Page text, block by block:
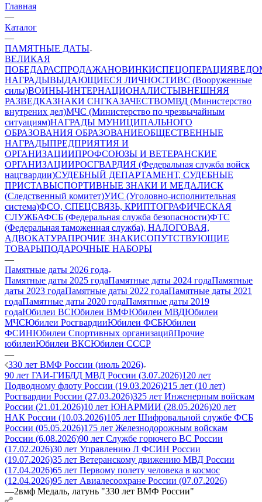
Главная
—
Каталог
—
ПАМЯТНЫЕ ДАТЫ
ВЕЛИКАЯ
ПОБЕДАРАСПРОДАЖАНОВИНКИСПЕЦОПЕРАЦИЯ
НАГРАДЫВЫДАЮЩИЕСЯ ЛИЧНОСТИВС (Вооруженные
силы)ВОИНЫ-ИНТЕРНАЦИОНАЛИСТЫВНЕШНЯЯ
РАЗВЕДКАЗНАКИ СНГКАЗАЧЕСТВОМВД (Министерство
внутрених дел)МЧС (Министерство по чрезвычайным
ситуациям)НАГРАДЫ МУНИЦИПАЛЬНОГО
ОБРАЗОВАНИЯ ОБРАЗОВАНИЕОБЩЕСТВЕННЫЕ
НАГРАДЫПРЕДПРИЯТИЯ И
ОРГАНИЗАЦИИПРОФСОЮЗЫ И ВЕТЕРАНСКИЕ
ОРГАНИЗАЦИИРОСГВАРДИЯ (Федеральная служба войск
нацгвардии)СУДЕБНЫЙ ДЕПАРТАМЕНТ, СУДЕБНЫЕ
ПРИСТАВЫСПОРТИВНЫЕ ЗНАКИ И МЕДАЛИСК
(Следственный комитет)УИС (Уголовно-исполнительная
система)ФСО, СПЕЦСВЯЗЬ, КРИПТОГРАФИЧЕСКАЯ
СЛУЖБАФСБ (Федеральная служба безопасности)ФТС
(Федеральная таможенная служба), НАЛОГОВАЯ,
АДВОКАТУРАПРОЧИЕ ЗНАКИСОПУТСТВУЮЩИЕ
ТОВАРЫПОДАРОЧНЫЕ НАБОРЫ
—
Памятные даты 2026 года
Памятные даты 2025 годаПамятные даты 2024 годаПамятные
даты 2023 годаПамятные даты 2022 годаПамятные даты 2021
годаПамятные даты 2020 годаПамятные даты 2019
годаЮбилеи ВСЮбилеи ВМФЮбилеи МВДЮбилеи
МЧСЮбилеи РосгвардииЮбилеи ФСБЮбилеи
ФСИНЮбилеи Спортивных организацийПрочие
юбилеиЮбилеи ВКСЮбилеи СССР
—
330 лет ВМФ России (июль 2026)
90 лет ГАИ-ГИБДД МВД России (3.07.2026)120 лет
Подводному флоту России (19.03.2026)215 лет (10 лет)
Росгвардии России (27.03.2026)325 лет Инженерным войскам
России (21.01.2026)10 лет ЮНАРМИИ (28.05.2026)20 лет
НАК России (10.03.2026)105 лет Шифровальной службе ФСБ
России (05.05.2026)175 лет Железнодорожным войскам
России (6.08.2026)90 лет Службе горючего ВС России
(17.02.2026)30 лет Управлению Л ФСИН России
(19.07.2026)35 лет Ветеранскому движению МВД России
(17.04.2026)65 лет Первому полету человека в космос
(12.04.2026)95 лет Авиалесоохране России (07.07.2026)
—2вмф Медаль, латунь "330 лет ВМФ России"